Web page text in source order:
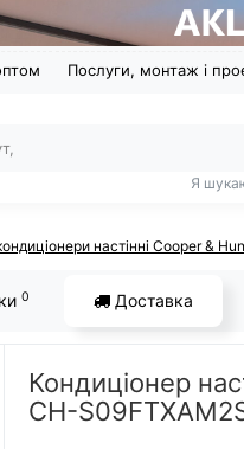
Послуги, монтаж і
Я
настінні Cooper &
0 Доставка
Кондиціонер
CH-